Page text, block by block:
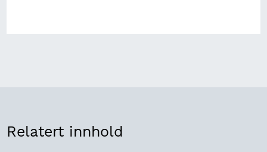
Relatert innhold